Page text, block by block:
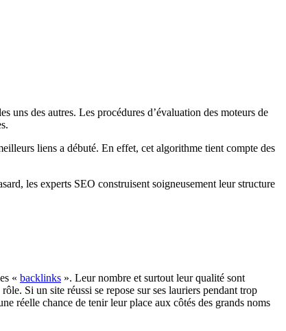
uns des autres. Les procédures d’évaluation des moteurs de
liens a débuté. En effet, cet algorithme tient compte des
les experts SEO construisent soigneusement leur structure
« backlinks ». Leur nombre et surtout leur qualité sont
Si un site réussi se repose sur ses lauriers pendant trop
réelle chance de tenir leur place aux côtés des grands noms